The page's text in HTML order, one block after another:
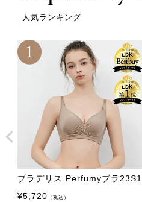
人気ランキング
ブラデリス Perfumyブラ23S1
¥5,720 （税込）